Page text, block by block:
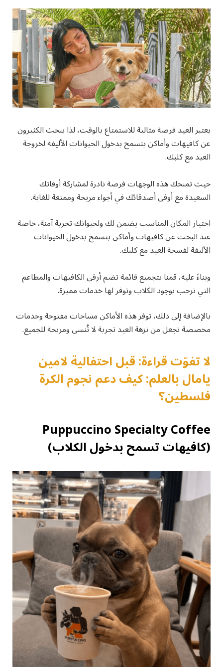
يعتبر العيد فرصة مثالية للاستمتاع بالوقت، لذا يبحث الكثيرون
عن كافيهات وأماكن بتسمح بدخول الحيوانات الأليفة لخروجة
العيد مع كلبك.
حيث تمنحك هذه الوجهات فرصة نادرة لمشاركة أوقاتك
السعيدة مع أوفى أصدقائك في أجواء مريحة وممتعة للغاية.
اختيار المكان المناسب يضمن لك ولحيوانك تجربة آمنة، خاصة
عند البحث عن كافيهات وأماكن بتسمح بدخول الحيوانات
الأليفة لفسحة العيد مع كلبك.
وبناءً عليه، قمنا بتجميع قائمة تضم أرقى الكافيهات والمطاعم
التي ترحب بوجود الكلاب وتوفر لها خدمات مميزة.
بالإضافة إلى ذلك، توفر هذه الأماكن مساحات مفتوحة وخدمات
مخصصة تجعل من نزهة العيد تجربة لا تُنسى ومريحة للجميع.
لا تفوّت قراءة: قبل احتفالية لامين
يامال بالعلم: كيف دعم نجوم الكرة
فلسطين؟
Puppuccino Specialty Coffee
(كافيهات تسمح بدخول الكلاب)